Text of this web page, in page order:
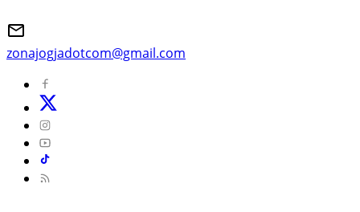
zonajogjadotcom@gmail.com